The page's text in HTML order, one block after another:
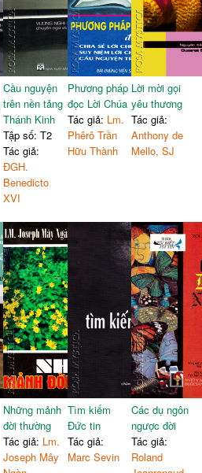
Cầu nguyện
trên nền tảng
Thánh Kinh
Tập số: T2
Tác giả:
ĐGH.
Benedicto
XVI
Phương pháp
đọc Lời Chúa
Tác giả: Lm.
Phêrô Trần
Hữu Thành
Lời mời gọi
yêu thương
Tác giả:
Anthony de
Mello, SJ
Những mảnh
đời thường
Tác giả: Lm.
Joseph Mây
Tìm kiếm
Đức tin
Tác giả:
Marc Sevin
Các dụ ngôn
ngược đời
Tác giả:
Roland